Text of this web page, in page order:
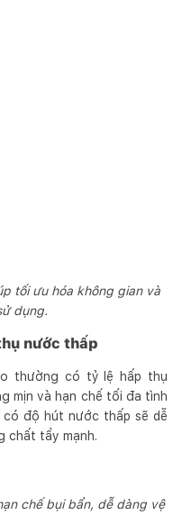
tối ưu hóa không gian và
dụng.
nước thấp
thường có tỷ lệ hấp thụ
mịn và hạn chế tối đa tình
độ hút nước thấp sẽ dễ
chất tẩy mạnh.
chế bụi bẩn, dễ dàng vệ